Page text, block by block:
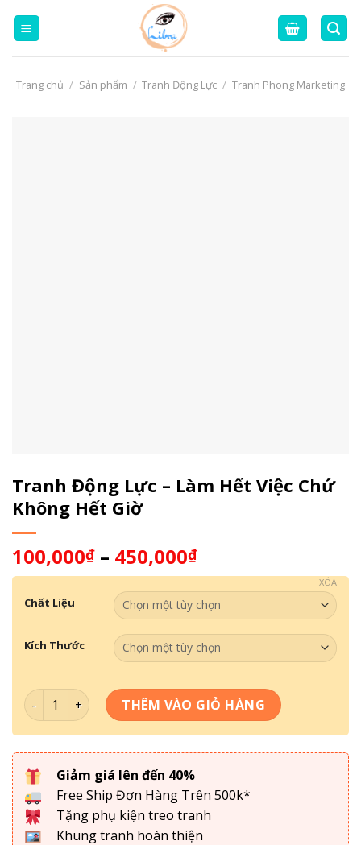
Trang chủ / Sản phẩm / Tranh Động Lực / Tranh Phong Marketing
Tranh Động Lực – Làm Hết Việc Chứ
Không Hết Giờ
100,000₫ – 450,000₫
Chất Liệu
Kích Thước
XÓA
Tranh Động Lực - Làm Hết Việc Chứ Không Hết Giờ số
THÊM VÀO GIỎ HÀNG
Giảm giá lên đến 40%
Free Ship Đơn Hàng Trên 500k*
Tặng phụ kiện treo tranh
Khung tranh hoàn thiện